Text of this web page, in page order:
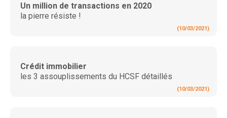
Un million de transactions en 2020
la pierre résiste !
(10/03/2021)
Crédit immobilier
les 3 assouplissements du HCSF détaillés
(10/03/2021)